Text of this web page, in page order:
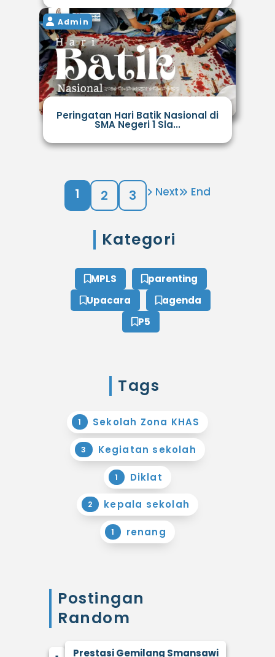
Admin
Peringatan Hari Batik Nasional di
SMA Negeri 1 Sla...
1 2 3 Next End
Kategori
MPLS
parenting
Upacara
agenda
P5
Tags
1 Sekolah Zona KHAS
3 Kegiatan sekolah
1 Diklat
2 kepala sekolah
1 renang
Postingan
Random
Prestasi Gemilang Smansawi